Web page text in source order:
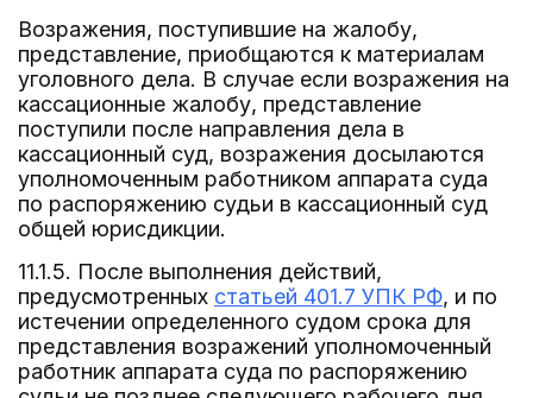
Возражения, поступившие на жалобу,
представление, приобщаются к материалам
уголовного дела. В случае если возражения на
кассационные жалобу, представление
поступили после направления дела в
кассационный суд, возражения досылаются
уполномоченным работником аппарата суда
по распоряжению судьи в кассационный суд
общей юрисдикции.
11.1.5. После выполнения действий,
предусмотренных статьей 401.7 УПК РФ, и по
истечении определенного судом срока для
представления возражений уполномоченный
работник аппарата суда по распоряжению